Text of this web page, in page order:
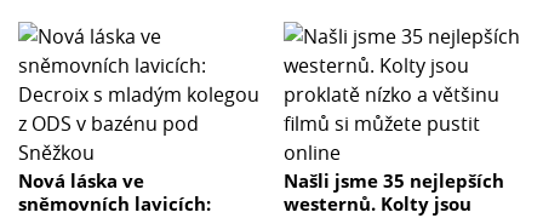
Nová láska ve
sněmovních lavicích:
Našli jsme 35 nejlepších
westernů. Kolty jsou